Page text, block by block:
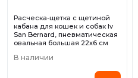
Расческа-щетка с щетиной
кабана для кошек и собак Iv
San Bernard, пневматическая
овальная большая 22х6 см
В наличии